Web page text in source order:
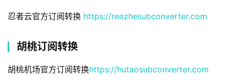
忍者云官方订阅转换 https://renzhesubconverter.com
胡桃订阅转换
胡桃机场官方订阅转换https://hutaosubconverter.com